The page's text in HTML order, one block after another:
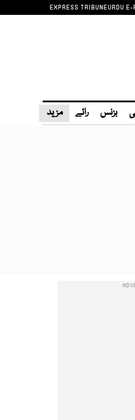
EXPRESS TRIBUNEURDU E-
بزنس رائے مزید